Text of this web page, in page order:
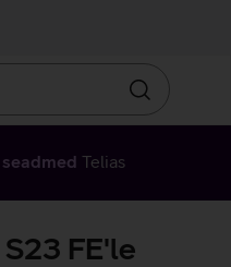
Otsin
Telias
FE'le